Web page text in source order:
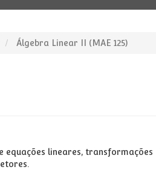
Álgebra Linear II (MAE 125)
equações lineares, transformações